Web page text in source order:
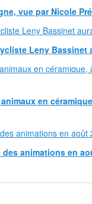
vue par Nicole
Leny Bassinet
en
animations en